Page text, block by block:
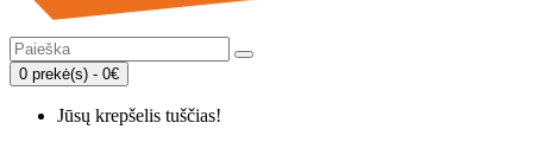
0 prekė(s) - 0€
Jūsų krepšelis tuščias!